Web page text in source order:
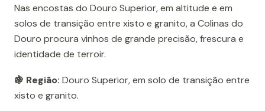
Nas encostas do Douro Superior, em altitude e em
solos de transição entre xisto e granito, a Colinas do
Douro procura vinhos de grande precisão, frescura e
identidade de terroir.
🍇 Região: Douro Superior, em solo de transição entre
xisto e granito.